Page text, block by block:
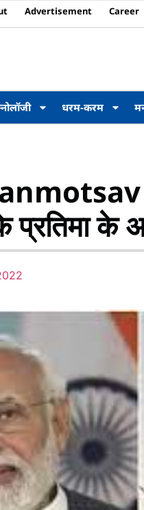
Advertisement Career
धरम-करम
प्रतिमा के